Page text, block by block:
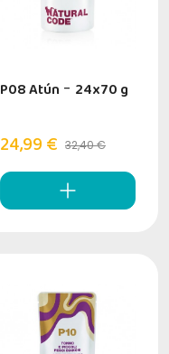
P08 Atún - 24x70 g
24,99 € 32,40 €